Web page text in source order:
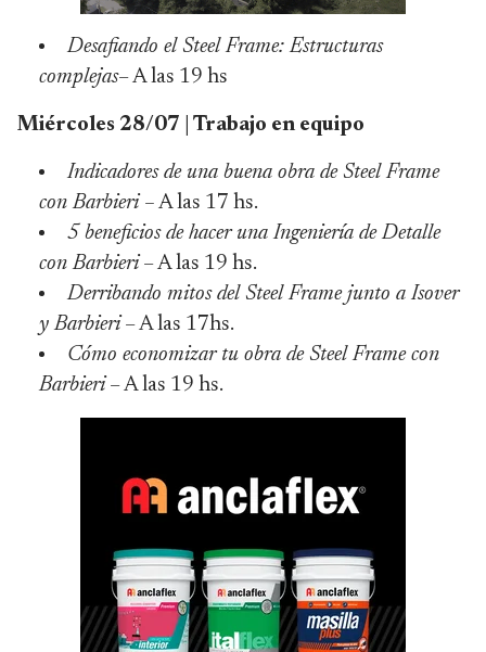
Desafiando el Steel Frame: Estructuras
complejas– A las 19 hs
Miércoles 28/07 | Trabajo en equipo
Indicadores de una buena obra de Steel Frame
con Barbieri – A las 17 hs.
5 beneficios de hacer una Ingeniería de Detalle
con Barbieri – A las 19 hs.
Derribando mitos del Steel Frame junto a Isover
y Barbieri – A las 17hs.
Cómo economizar tu obra de Steel Frame con
Barbieri – A las 19 hs.